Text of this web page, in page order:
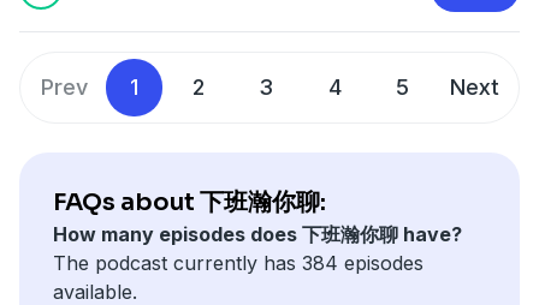
Prev 1 2 3 4 5 Next
FAQs about 下班瀚你聊:
How many episodes does 下班瀚你聊 have?
The podcast currently has 384 episodes
available.